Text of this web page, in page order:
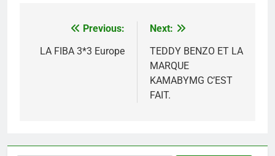
Navigation
de
Previous:
LA FIBA 3*3 Europe
Next:
TEDDY BENZO ET LA
MARQUE
KAMABYMG C’EST
FAIT.